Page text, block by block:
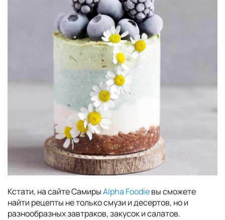
Кстати, на сайте СамирыAlpha Foodieвы сможете
найти рецепты не только смузи и десертов, но и
разнообразных завтраков, закусок и салатов.